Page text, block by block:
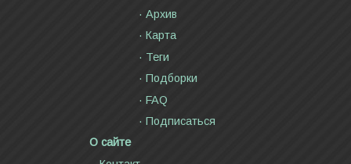
Архив
Карта
Теги
Подборки
FAQ
Подписаться
О сайте